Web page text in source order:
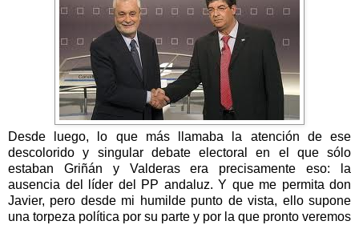
Desde luego, lo que más llamaba la atención de ese
descolorido y singular debate electoral en el que sólo
estaban Griñán y Valderas era precisamente eso: la
ausencia del líder del PP andaluz. Y que me permita don
Javier, pero desde mi humilde punto de vista, ello supone
una torpeza política por su parte y por la que pronto veremos